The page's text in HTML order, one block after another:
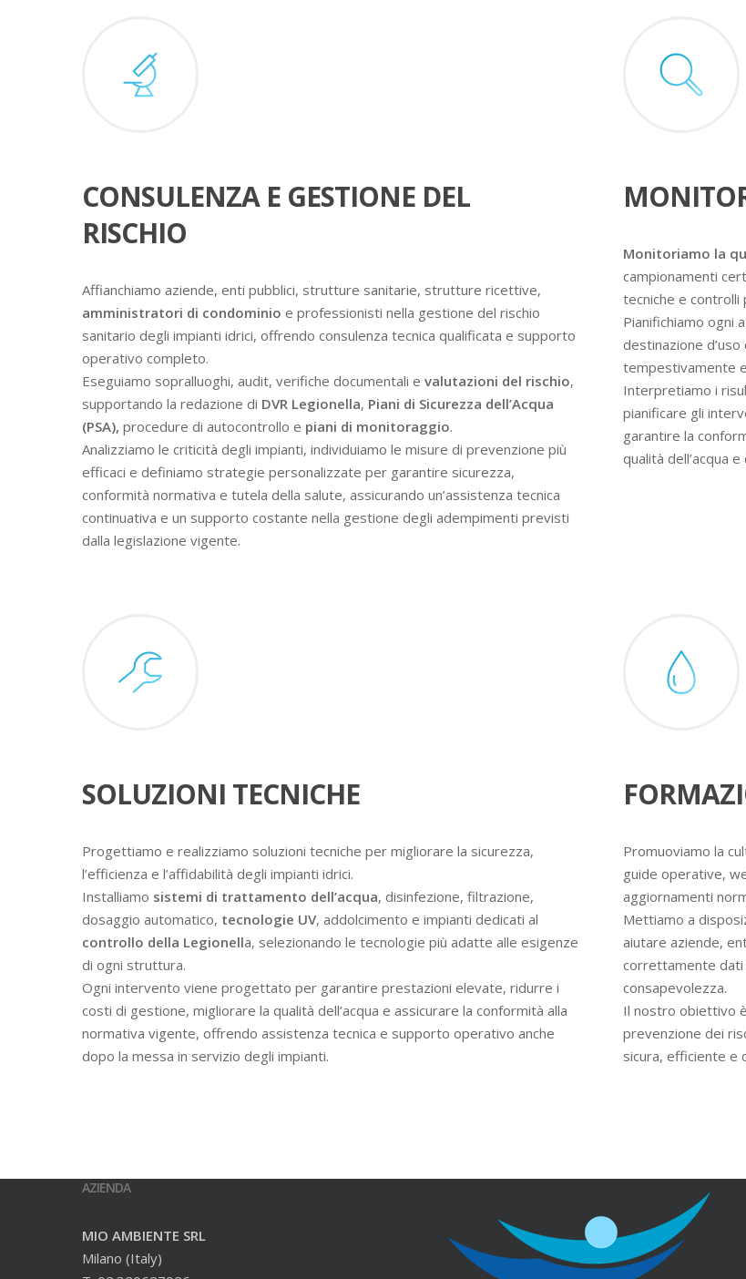
CONSULENZA E GESTIONE DEL
RISCHIO
Affianchiamo aziende, enti pubblici, strutture sanitarie, strutture ricettive,
amministratori di condominio e professionisti nella gestione del rischio
sanitario degli impianti idrici, offrendo consulenza tecnica qualificata e supporto
operativo completo.
Eseguiamo sopralluoghi, audit, verifiche documentali evalutazioni del rischio,
supportando la redazione di DVR Legionella, Piani di Sicurezza dell’Acqua
(PSA), procedure di autocontrollo e piani di monitoraggio.
Analizziamo le criticità degli impianti, individuiamo le misure di prevenzione più
efficaci e definiamo strategie personalizzate per garantire sicurezza,
conformità normativa e tutela della salute, assicurando un’assistenza tecnica
continuativa e un supporto costante nella gestione degli adempimenti previsti
dalla legislazione vigente.
Monitoriamo la
campionamenti
tecniche e controlli
Pianifichiamo ogni
destinazione
tempestivamente
Interpretiamo i
pianificare gli
garantire la
qualità dell’acqua
SOLUZIONI TECNICHE
Progettiamo e realizziamo soluzioni tecniche per migliorare la sicurezza,
l’efficienza e l’affidabilità degli impianti idrici.
Installiamo sistemi di trattamento dell’acqua, disinfezione, filtrazione,
dosaggio automatico, tecnologie UV, addolcimento e impianti dedicati al
controllo della Legionella, selezionando le tecnologie più adatte alle esigenze
di ogni struttura.
Ogni intervento viene progettato per garantire prestazioni elevate, ridurre i
costi di gestione, migliorare la qualità dell’acqua e assicurare la conformità alla
normativa vigente, offrendo assistenza tecnica e supporto operativo anche
dopo la messa in servizio degli impianti.
Promuoviamo la
guide operative,
aggiornamenti
Mettiamo a
aiutare aziende,
correttamente dati
consapevolezza.
Il nostro obiettivo
prevenzione dei
sicura, efficiente e
AZIENDA
MIO AMBIENTE SRL
Milano (Italy)